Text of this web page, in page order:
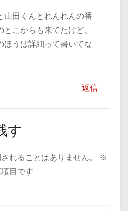
山田くんとれんれんの番
こからも来てたけど、
ほうは詳細って書いてな
返信
す
れることはありません。
※
目です